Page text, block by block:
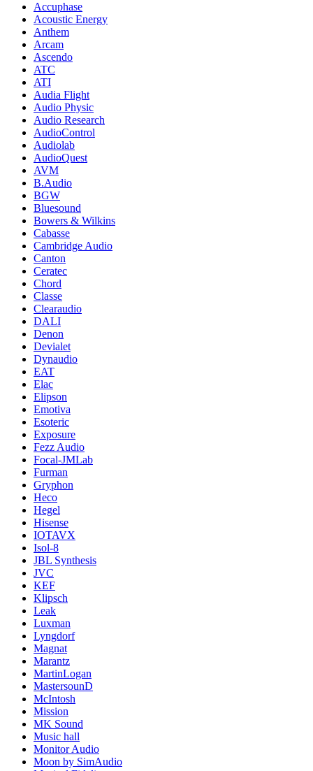
Accuphase
Acoustic Energy
Anthem
Arcam
Ascendo
ATC
ATI
Audia Flight
Audio Physic
Audio Research
AudioControl
Audiolab
AudioQuest
AVM
B.Audio
BGW
Bluesound
Bowers & Wilkins
Cabasse
Cambridge Audio
Canton
Ceratec
Chord
Classe
Clearaudio
DALI
Denon
Devialet
Dynaudio
EAT
Elac
Elipson
Emotiva
Esoteric
Exposure
Fezz Audio
Focal-JMLab
Furman
Gryphon
Heco
Hegel
Hisense
IOTAVX
Isol-8
JBL Synthesis
JVC
KEF
Klipsch
Leak
Luxman
Lyngdorf
Magnat
Marantz
MartinLogan
MastersounD
McIntosh
Mission
MK Sound
Music hall
Monitor Audio
Moon by SimAudio